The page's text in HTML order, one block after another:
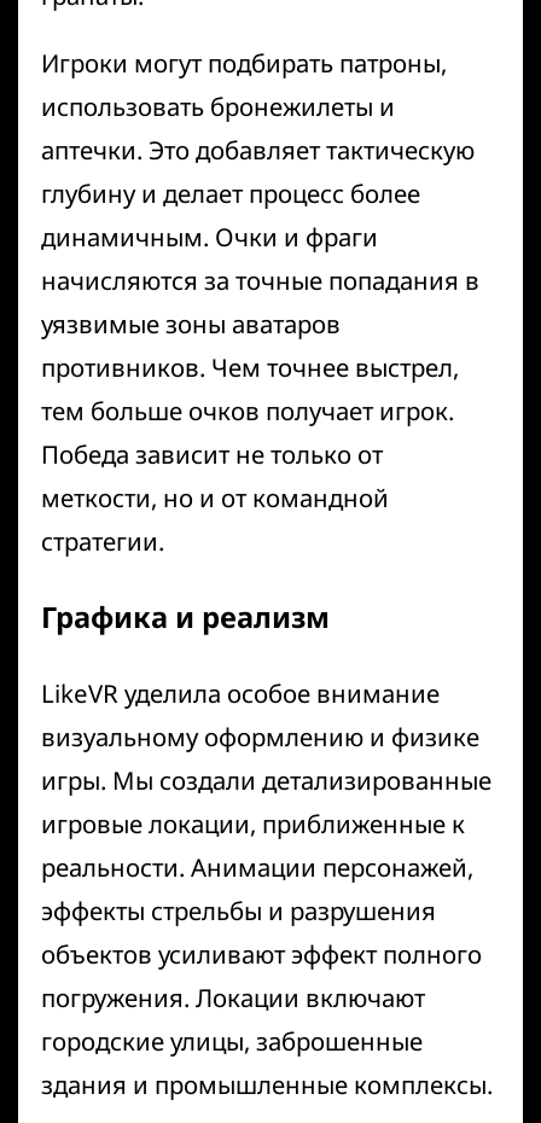
Игроки могут подбирать патроны,
использовать бронежилеты и
аптечки. Это добавляет тактическую
глубину и делает процесс более
динамичным. Очки и фраги
начисляются за точные попадания в
уязвимые зоны аватаров
противников. Чем точнее выстрел,
тем больше очков получает игрок.
Победа зависит не только от
меткости, но и от командной
стратегии.
Графика и реализм
LikeVR уделила особое внимание
визуальному оформлению и физике
игры. Мы создали детализированные
игровые локации, приближенные к
реальности. Анимации персонажей,
эффекты стрельбы и разрушения
объектов усиливают эффект полного
погружения. Локации включают
городские улицы, заброшенные
здания и промышленные комплексы.